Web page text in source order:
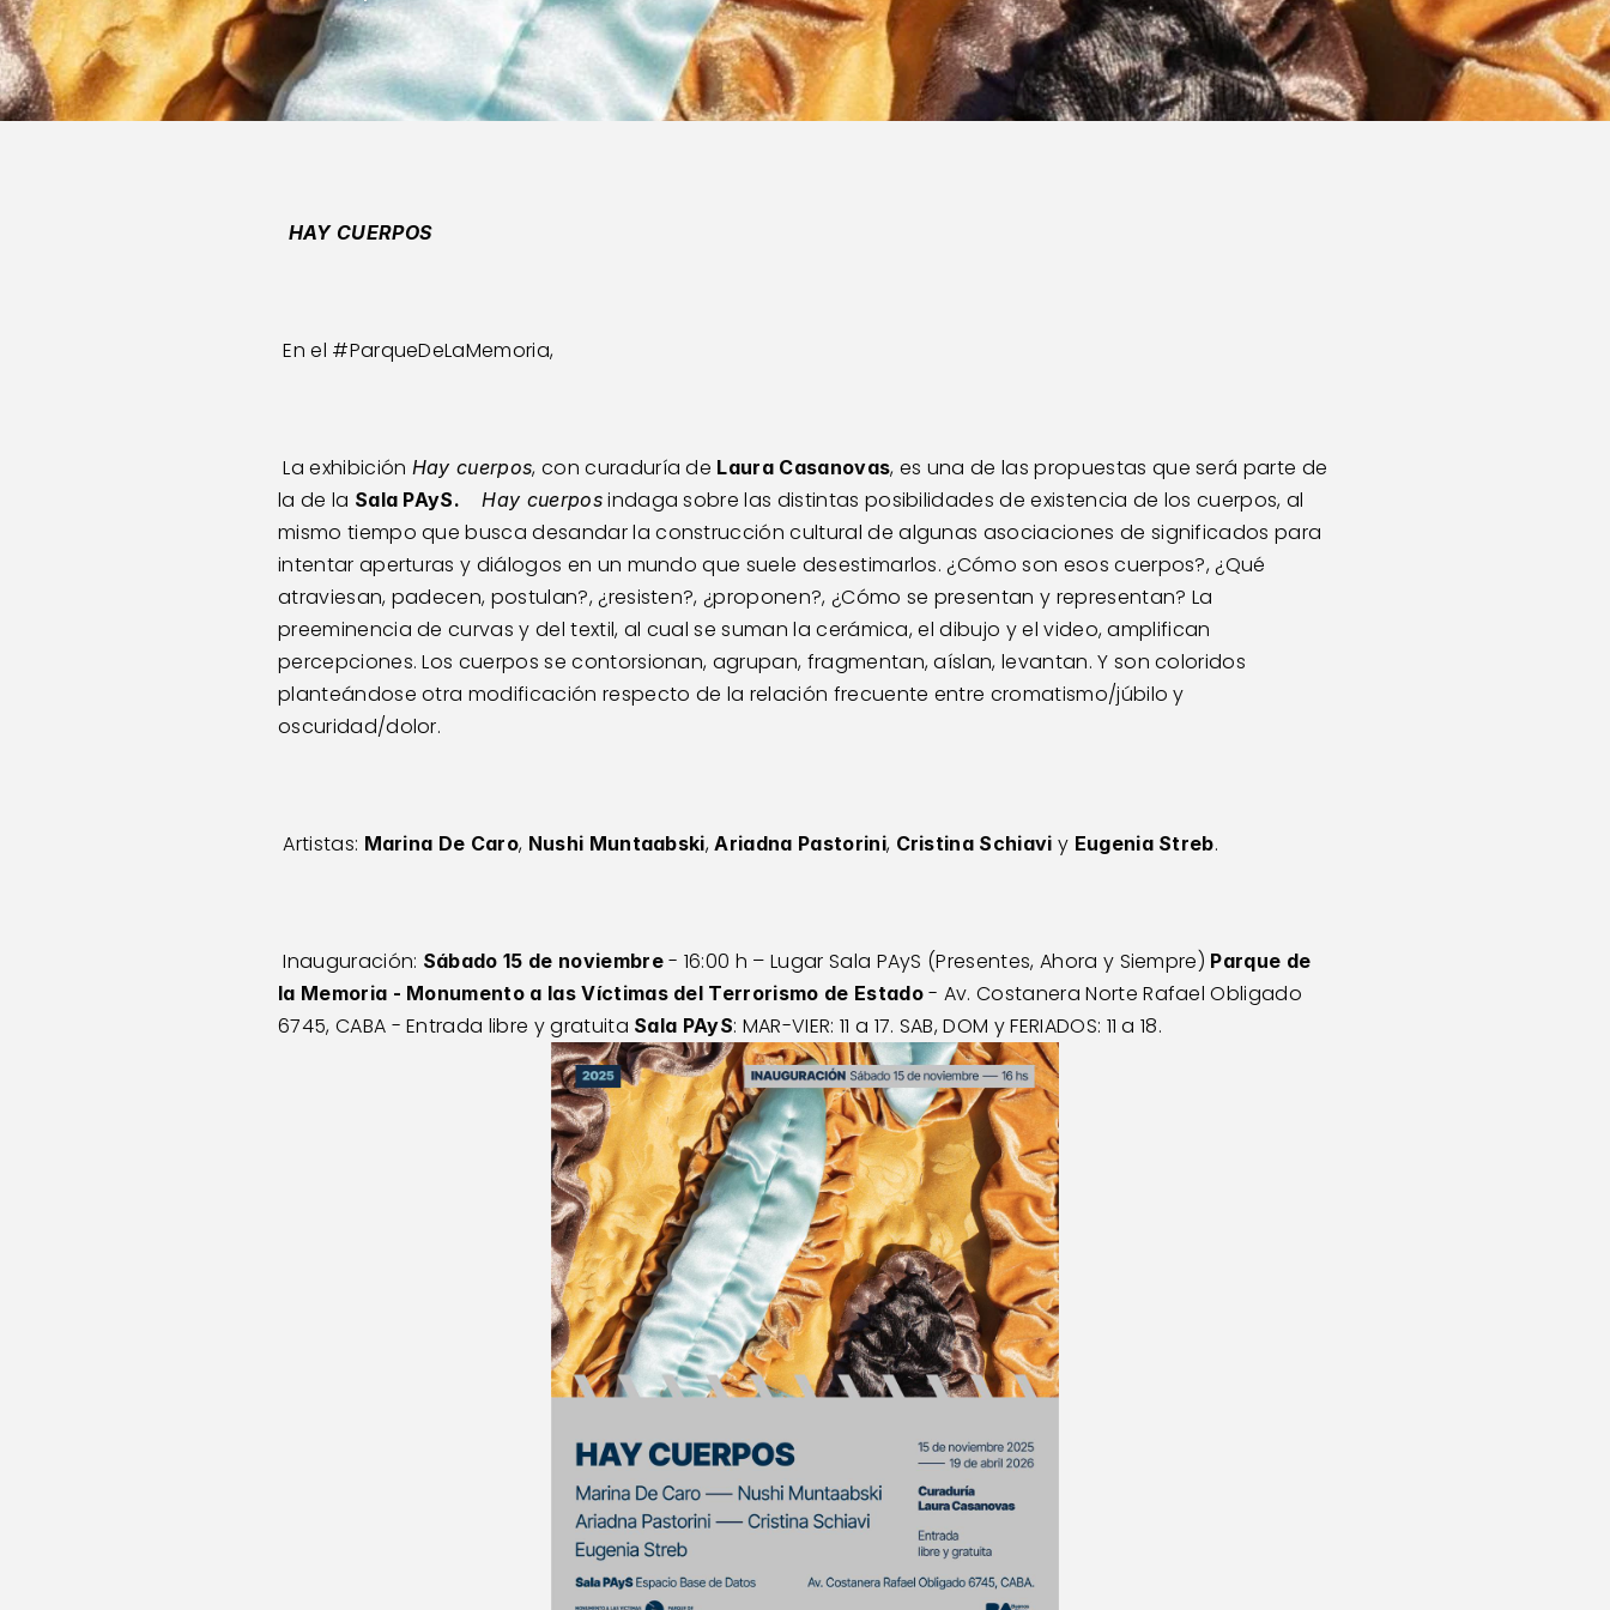
HAY CUERPOS
En el #ParqueDeLaMemoria,
La exhibición Hay cuerpos, con curaduría de Laura Casanovas, es una de las propuestas que será parte de
la de la Sala PAyS. Hay cuerpos indaga sobre las distintas posibilidades de existencia de los cuerpos, al
mismo tiempo que busca desandar la construcción cultural de algunas asociaciones de significados para
intentar aperturas y diálogos en un mundo que suele desestimarlos. ¿Cómo son esos cuerpos?, ¿Qué
atraviesan, padecen, postulan?, ¿resisten?, ¿proponen?, ¿Cómo se presentan y representan? La
preeminencia de curvas y del textil, al cual se suman la cerámica, el dibujo y el video, amplifican
percepciones. Los cuerpos se contorsionan, agrupan, fragmentan, aíslan, levantan. Y son coloridos
planteándose otra modificación respecto de la relación frecuente entre cromatismo/júbilo y
oscuridad/dolor.
Artistas: Marina De Caro, Nushi Muntaabski, Ariadna Pastorini, Cristina Schiavi y Eugenia Streb.
Inauguración: Sábado 15 de noviembre - 16:00 h – Lugar Sala PAyS (Presentes, Ahora y Siempre) Parque de
la Memoria - Monumento a las Víctimas del Terrorismo de Estado - Av. Costanera Norte Rafael Obligado
6745, CABA - Entrada libre y gratuita Sala PAyS: MAR-VIER: 11 a 17. SAB, DOM y FERIADOS: 11 a 18.